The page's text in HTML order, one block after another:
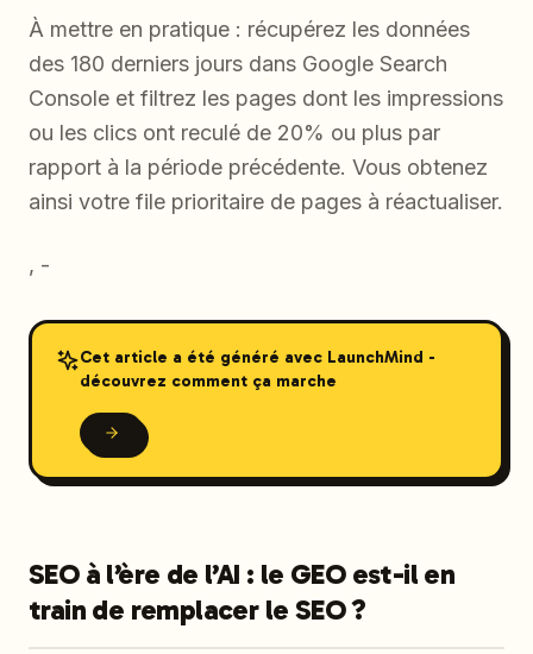
À mettre en pratique : récupérez les données
des 180 derniers jours dans Google Search
Console et filtrez les pages dont les impressions
ou les clics ont reculé de 20% ou plus par
rapport à la période précédente. Vous obtenez
ainsi votre file prioritaire de pages à réactualiser.
, -
Cet article a été généré avec LaunchMind -
découvrez comment ça marche
SEO à l’ère de l’AI : le GEO est-il en
train de remplacer le SEO ?